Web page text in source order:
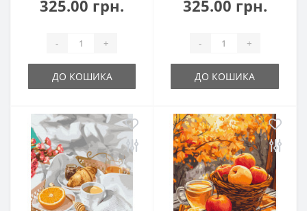
325.00 грн.
- +
ДО КОШИКА
325.00 грн.
- +
ДО КОШИКА